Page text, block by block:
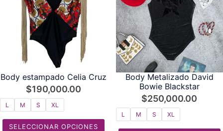
Body estampado Celia Cruz
$190,000.00
L M S XL
SELECCIONAR OPCIONES
Body Metalizado David
Bowie Blackstar
$250,000.00
L M S XL